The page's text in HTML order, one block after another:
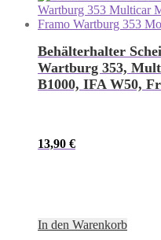
Behälterhalter
Wartburg 353,
B1000, IFA W50,
13,90 €
In den Warenkorb